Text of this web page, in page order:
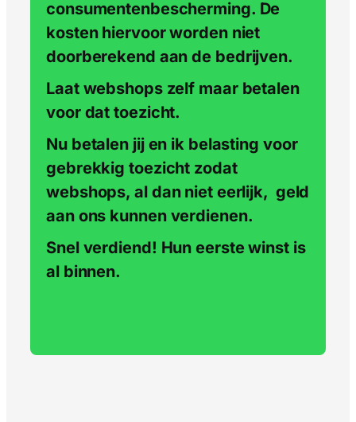
consumentenbescherming. De
kosten hiervoor worden niet
doorberekend aan de bedrijven.
Laat webshops zelf maar betalen
voor dat toezicht.
Nu betalen jij en ik belasting voor
gebrekkig toezicht zodat
webshops, al dan niet eerlijk, geld
aan ons kunnen verdienen.
Snel verdiend! Hun eerste winst is
al binnen.